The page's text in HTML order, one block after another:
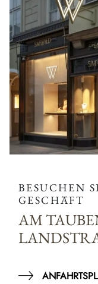
BESUCHEN
GESCHÄFT
AM